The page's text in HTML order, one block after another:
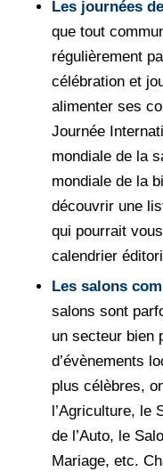
Les journées
que tout
régulièrement
célébration et
alimenter ses
Journée
mondiale de la
mondiale de la
découvrir une
qui pourrait
calendrier
Les salons
salons sont
un secteur bien
d’évènements
plus célèbres,
l’Agriculture, le
de l’Auto, le
Mariage, etc.